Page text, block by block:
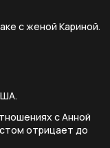
с женой Кариной.
с Анной
отрицает до